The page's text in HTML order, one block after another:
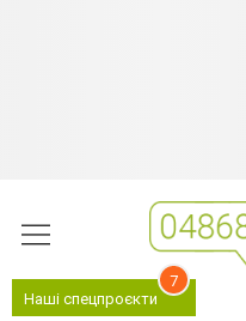
Наші спецпроєкти
7